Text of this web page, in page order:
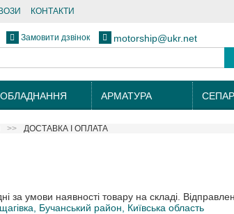
КОНТАКТИ
Замовити дзвінок motorship@ukr.net
ОБЛАДНАННЯ АРМАТУРА
ДОСТАВКА І ОПЛАТА
за умови наявності товару на складі.
Бучанський район, Київська область